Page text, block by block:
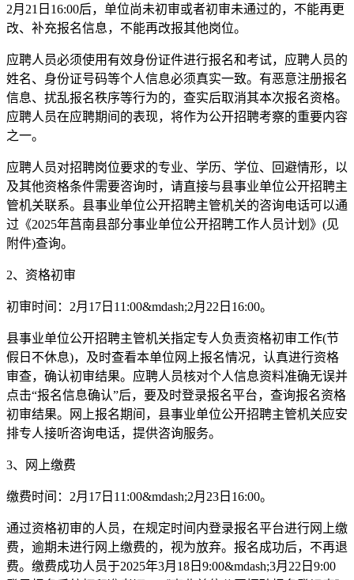
2月21日16:00后，单位尚未初审或者初审未通过的，不能再更
改、补充报名信息，不能再改报其他岗位。
应聘人员必须使用有效身份证件进行报名和考试，应聘人员的
姓名、身份证号码等个人信息必须真实一致。有恶意注册报名
信息、扰乱报名秩序等行为的，查实后取消其本次报名资格。
应聘人员在应聘期间的表现，将作为公开招聘考察的重要内容
之一。
应聘人员对招聘岗位要求的专业、学历、学位、回避情形，以
及其他资格条件需要咨询时，请直接与县事业单位公开招聘主
管机关联系。县事业单位公开招聘主管机关的咨询电话可以通
过《2025年莒南县部分事业单位公开招聘工作人员计划》(见
附件)查询。
2、资格初审
初审时间：2月17日11:00&mdash;2月22日16:00。
县事业单位公开招聘主管机关指定专人负责资格初审工作(节
假日不休息)，及时查看本单位网上报名情况，认真进行资格
审查，确认初审结果。应聘人员核对个人信息资料准确无误并
点击“报名信息确认”后，要及时登录报名平台，查询报名资格
初审结果。网上报名期间，县事业单位公开招聘主管机关应安
排专人接听咨询电话，提供咨询服务。
3、网上缴费
缴费时间：2月17日11:00&mdash;2月23日16:00。
通过资格初审的人员，在规定时间内登录报名平台进行网上缴
费，逾期未进行网上缴费的，视为放弃。报名成功后，不再退
费。缴费成功人员于2025年3月18日9:00&mdash;3月22日9:00